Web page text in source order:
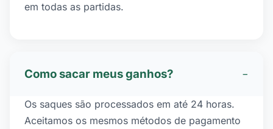
em todas as partidas.
Como sacar meus ganhos? −
Os saques são processados em até 24 horas.
Aceitamos os mesmos métodos de pagamento